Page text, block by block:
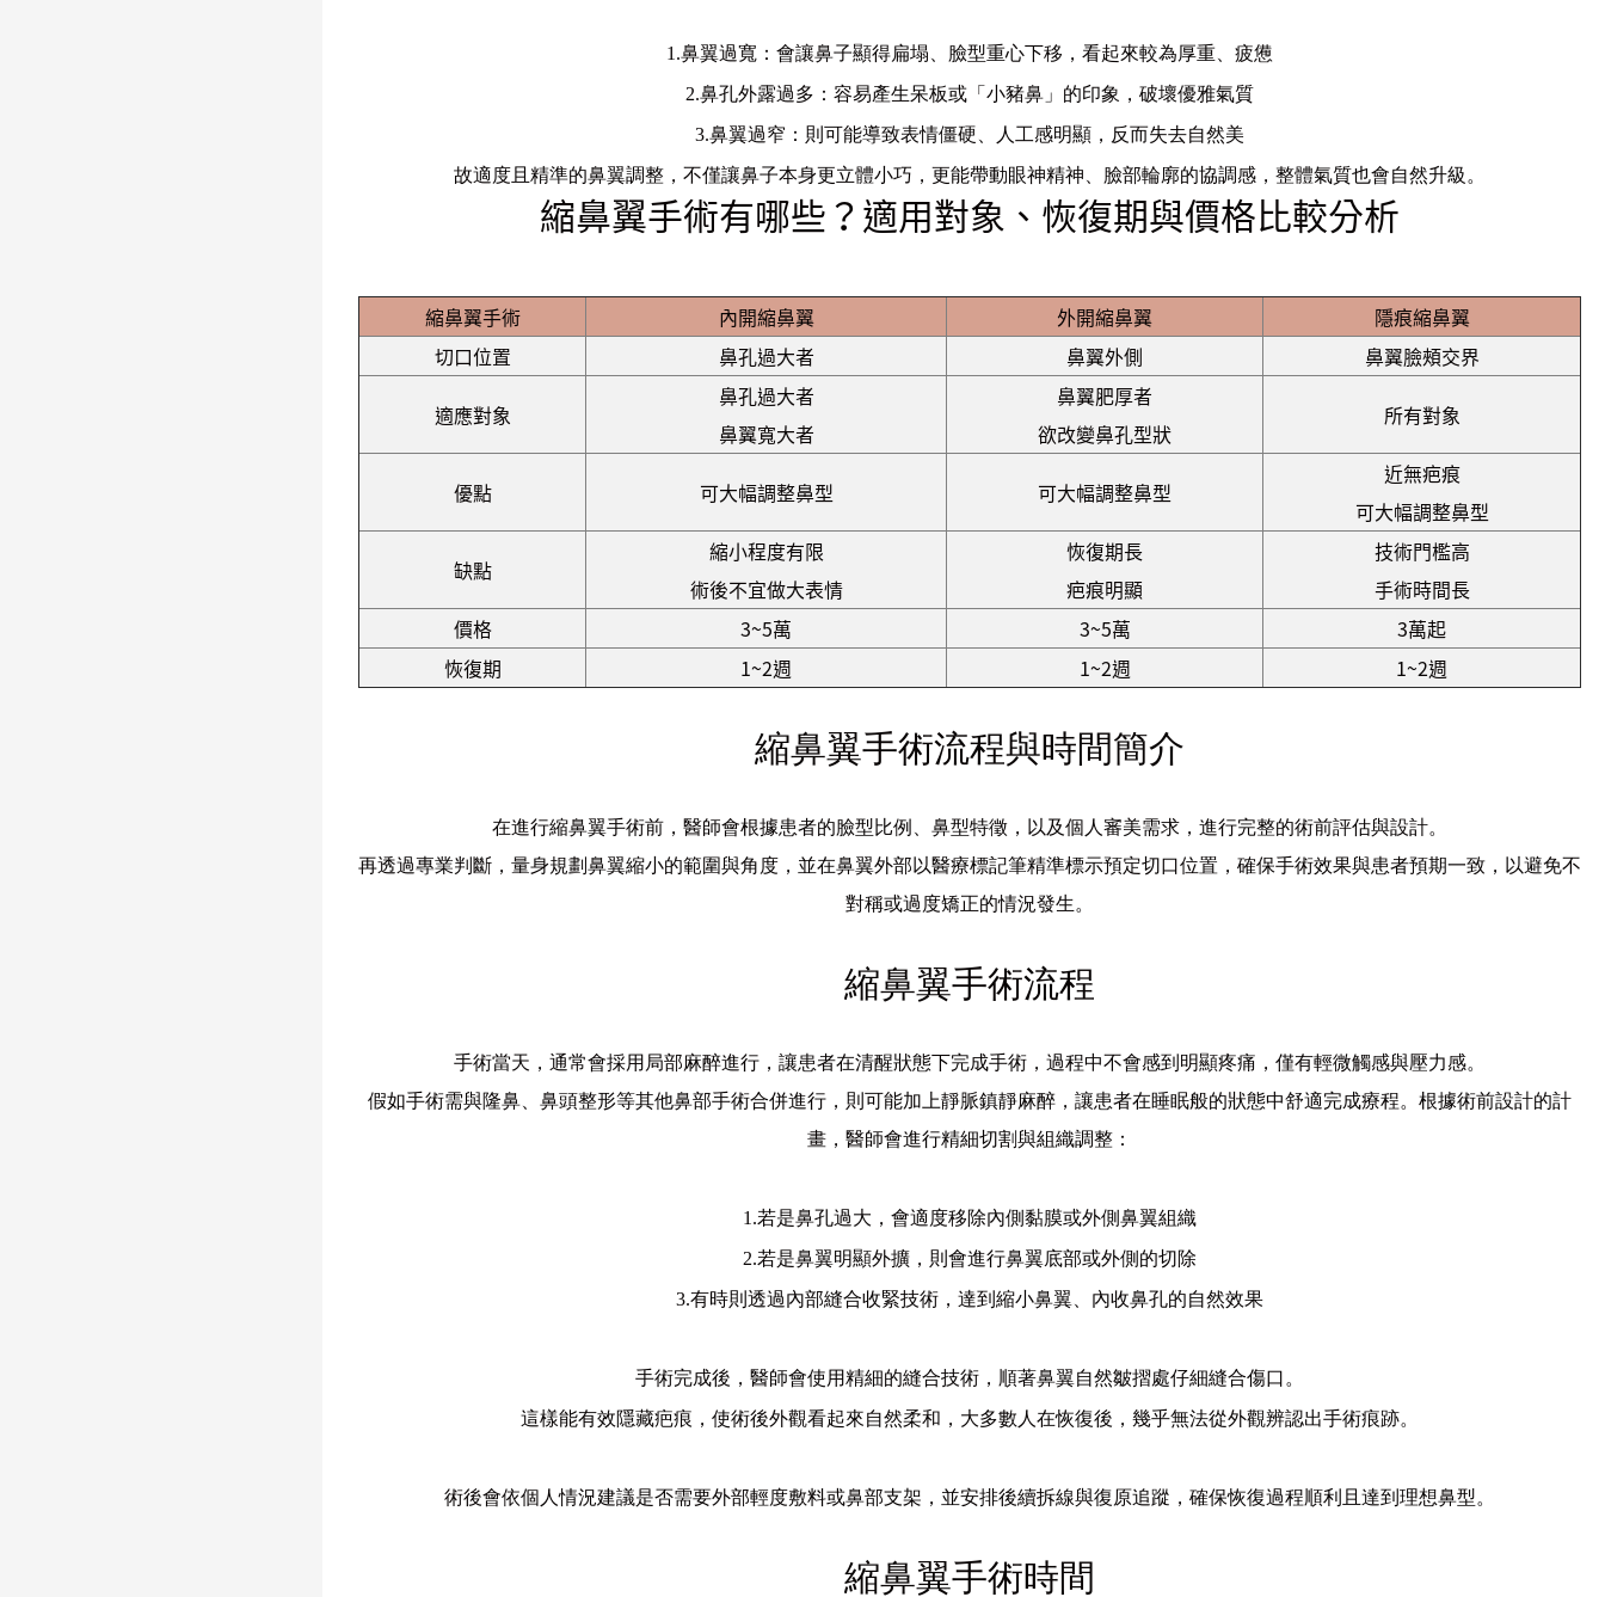
1.鼻翼過寬：會讓鼻子顯得扁塌、臉型重心下移，看起來較為厚重、疲憊
2.鼻孔外露過多：容易產生呆板或「小豬鼻」的印象，破壞優雅氣質
3.鼻翼過窄：則可能導致表情僵硬、人工感明顯，反而失去自然美
故適度且精準的鼻翼調整，不僅讓鼻子本身更立體小巧，更能帶動眼神精神、臉部輪廓的協調感，整體氣質也會自然升級。
縮鼻翼手術有哪些？適用對象、恢復期與價格比較分析
縮鼻翼手術 內開縮鼻翼 外開縮鼻翼
隱痕縮鼻翼
切口位置
鼻孔過大者 鼻翼外側 鼻翼臉頰交界
適應對象
鼻孔過大者
鼻翼寬大者
鼻翼肥厚者
欲改變鼻孔型狀
所有對象
優點 可大幅調整鼻型 可大幅調整鼻型
近無疤痕
可大幅調整鼻型
缺點
縮小程度有限
術後不宜做大表情
恢復期長
疤痕明顯
技術門檻高
手術時間長
價格
3~5萬 3~5萬
3萬起
恢復期
1~2週 1~2週 1~2週
縮鼻翼手術流程與時間簡介
在進行縮鼻翼手術前，醫師會根據患者的臉型比例、鼻型特徵，以及個人審美需求，進行完整的術前評估與設計。
再透過專業判斷，量身規劃鼻翼縮小的範圍與角度，並在鼻翼外部以醫療標記筆精準標示預定切口位置，確保手術效果與患者預期一致，以避免不
對稱或過度矯正的情況發生。
縮鼻翼手術流程
手術當天，通常會採用局部麻醉進行，讓患者在清醒狀態下完成手術，過程中不會感到明顯疼痛，僅有輕微觸感與壓力感。
假如手術需與隆鼻、鼻頭整形等其他鼻部手術合併進行，則可能加上靜脈鎮靜麻醉，讓患者在睡眠般的狀態中舒適完成療程。根據術前設計的計
畫，醫師會進行精細切割與組織調整：
1.若是鼻孔過大，會適度移除內側黏膜或外側鼻翼組織
2.若是鼻翼明顯外擴，則會進行鼻翼底部或外側的切除
3.有時則透過內部縫合收緊技術，達到縮小鼻翼、內收鼻孔的自然效果
手術完成後，醫師會使用精細的縫合技術，順著鼻翼自然皺摺處仔細縫合傷口。
這樣能有效隱藏疤痕，使術後外觀看起來自然柔和，大多數人在恢復後，幾乎無法從外觀辨認出手術痕跡。
術後會依個人情況建議是否需要外部輕度敷料或鼻部支架，並安排後續拆線與復原追蹤，確保恢復過程順利且達到理想鼻型。
縮鼻翼手術時間